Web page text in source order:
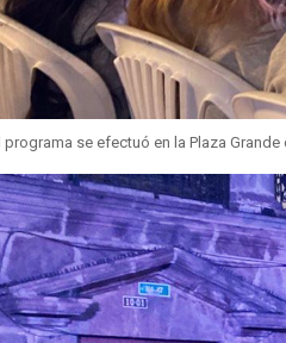
programa se efectuó en la Plaza